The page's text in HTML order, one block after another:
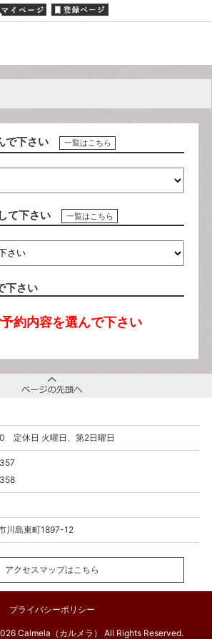
で下さい 一覧はこちら
て下さい 一覧はこちら
下さい
約内容を選んで下さい
定休日 火曜日、第2日曜日
川島東町1897-12
アクセスマップはこちら
プライバシーポリシー
Calmela（カルメラ） All Rights Reserved.